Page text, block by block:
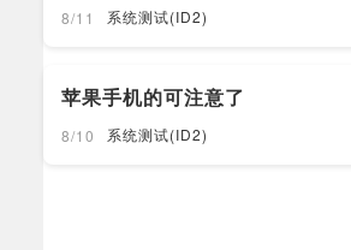
8/11 系统测试(ID2)
苹果手机的可注意了
8/10 系统测试(ID2)